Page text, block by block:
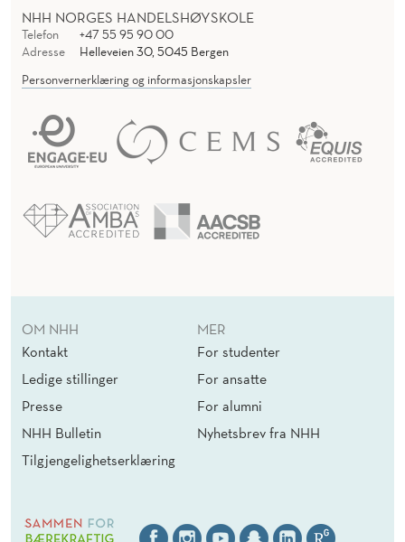
NHH NORGES HANDELSHØYSKOLE
Telefon
+47 55 95 90 00
Adresse
Helleveien 30, 5045 Bergen
Personvernerklæring og informasjonskapsler
OM NHH
Kontakt
Ledige stillinger
Presse
NHH Bulletin
Tilgjengelighetserklæring
MER
For studenter
For ansatte
For alumni
Nyhetsbrev fra NHH